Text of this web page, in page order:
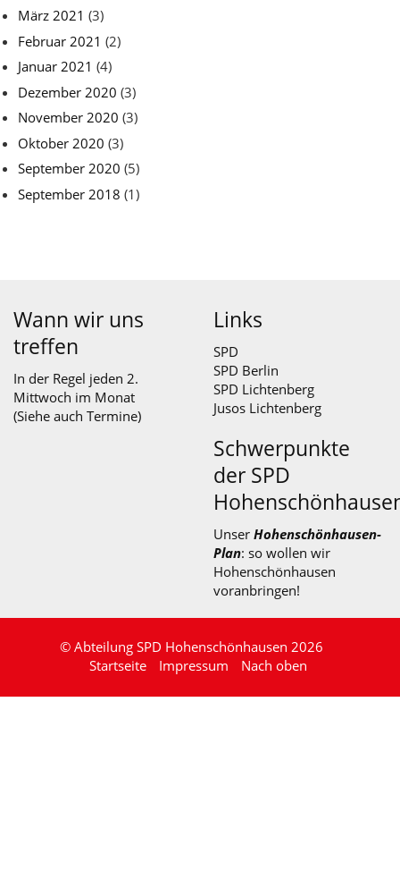
März 2021 (3)
Februar 2021 (2)
Januar 2021 (4)
Dezember 2020 (3)
November 2020 (3)
Oktober 2020 (3)
September 2020 (5)
September 2018 (1)
Wann wir uns
treffen
In der Regel jeden 2.
Mittwoch im Monat
(Siehe auch Termine)
Links
SPD
SPD Berlin
SPD Lichtenberg
Jusos Lichtenberg
Schwerpunkte
der SPD
Unser Hohenschönhausen-
Plan: so wollen wir
Hohenschönhausen
voranbringen!
© Abteilung SPD Hohenschönhausen 2026
Startseite
Impressum Nach oben